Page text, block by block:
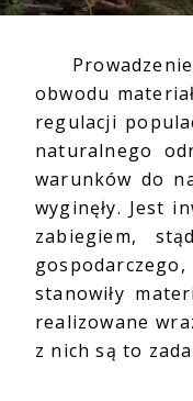
Prowadzenie
obwodu
regulacji
naturalnego
warunków do
wyginęły. Jest
zabiegiem,
stanowiły
realizowane
z nich są to